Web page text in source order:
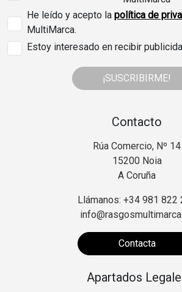
He leído y acepto la política de
MultiMarca.
Estoy interesado en recibir
¡SUSCRIBIRME!
Contacto
Rúa Comercio, Nº 14
15200 Noia
A Coruña
Llámanos: +34 981 822
Contacta
Apartados